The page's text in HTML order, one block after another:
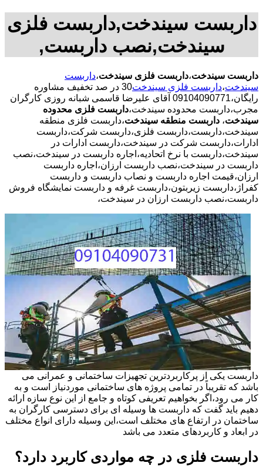
داربست سیندخت,داربست فلزی
سیندخت,نصب داربست,
داربست سیندخت،داربست فلزی سیندخت،داربست
سیندخت،داربست فلزی سیندخت
30 در صد تخفیف مشاوره
رایگان،09104090771 آقای علیرضا قاسمی شبانه روزی کارگران
مجرب،داربست محدوده سیندخت،داربست فلزی محدوده
سیندخت، داربست منطقه سیندخت،داربست فلزی منطقه
سیندخت،داربست،داربست فلزی،داربست شرکت،داربست
ادارات،داربست شرکت در سیندخت،داربست ادارات در
سیندخت،داربست با نرخ اتحادیه،اجاره داربست در سیندخت،نصب
داربست در سیندخت،نصب داربست ارزان،اجاره داربست
ارزان،قیمت اجاره داربست و نصاب داربست و داربست
کفراژ،داربست زیربتون،داربست غرفه و داربست نمایشگاه فروش
داربست،نصب داربست ارزان در سیندخت،
داربست یکی از پرکاربردترین تجهیزات ساختمانی و عمرانی می
باشد که تقریباً در تمامی پروژه های ساختمانی موردنیاز است و به
کار می رود،اگر بخواهیم تعریفی کوتاه و جامع از این نوع سازه ارائه
دهیم باید گفت که داربست ها وسیله ای برای دسترسی کارگران به
ساختمان در ارتفاع های مختلف است،این وسیله دارای انواع مختلف
در ابعاد و کاربردهای متعدد می باشد
داربست فلزی در چه مواردی کاربرد دارد؟